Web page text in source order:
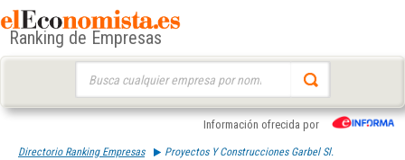
Ranking de Empresas
Información ofrecida por
Directorio Ranking Empresas Proyectos Y Construcciones Garbel Sl.